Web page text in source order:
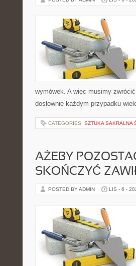
wymówek. A więc musimy
dosłownie każdym przypadku
CATEGORIES: SZTUKA SAKRALNA
AŻEBY
SKOŃCZYĆ
POSTED BY ADMIN LIS - 6 -